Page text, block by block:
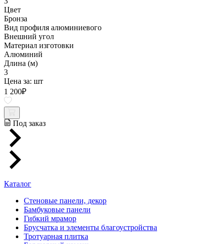
Цвет
Бронза
Вид профиля алюминиевого
Внешний угол
Материал изготовки
Алюминий
Длина (м)
3
Цена за: шт
1 200₽
Под заказ
Каталог
Стеновые панели, декор
Бамбуковые панели
Гибкий мрамор
Брусчатка и элементы благоустройства
Тротуарная плитка